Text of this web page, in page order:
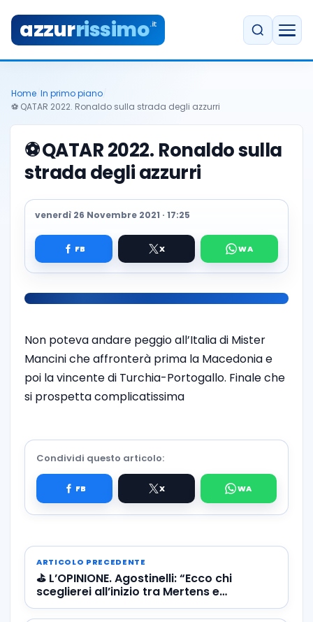
azzurrissimo.it
Home In primo piano
⚽️ QATAR 2022. Ronaldo sulla strada degli azzurri
⚽️QATAR 2022. Ronaldo sulla
strada degli azzurri
venerdì 26 Novembre 2021 · 17:25
Non poteva andare peggio all’Italia di Mister
Mancini che affronterà prima la Macedonia e
poi la vincente di Turchia-Portogallo. Finale che
si prospetta complicatissima
Condividi questo articolo:
ARTICOLO PRECEDENTE
⛳️ L’OPINIONE. Agostinelli: “Ecco chi
sceglierei all’inizio tra Mertens e
Petagna…”